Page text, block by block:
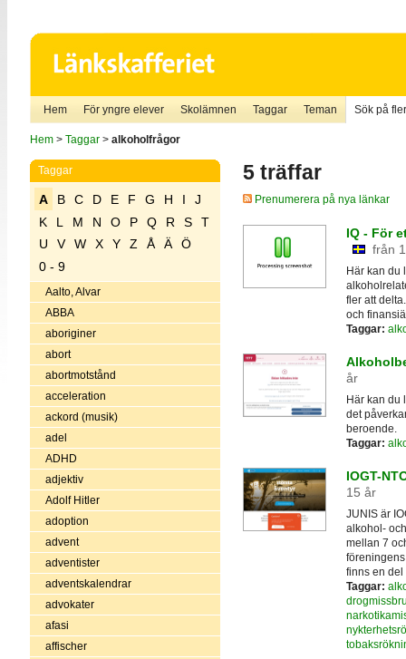
Hem För yngre elever Skolämnen Taggar Teman Sök på
Hem> Taggar> alkoholfrågor
Taggar
A B C D E F G H I
J
K
L M N O P Q R S
T
U
V W X Y Z Å Ä
Ö
0 - 9
Aalto, Alvar
ABBA
aboriginer
abort
abortmotstånd
acceleration
ackord (musik)
adel
ADHD
adjektiv
Adolf Hitler
adoption
advent
adventister
adventskalendrar
advokater
afasi
affischer
5 träffar
Prenumerera på nya länkar
IQ - För
från
Här kan du
fler att
och
Taggar:
år
Här kan du
det
beroende.
Taggar:
IOGT-
15 år
JUNIS är
alkohol-
mellan 7
finns en
Taggar: